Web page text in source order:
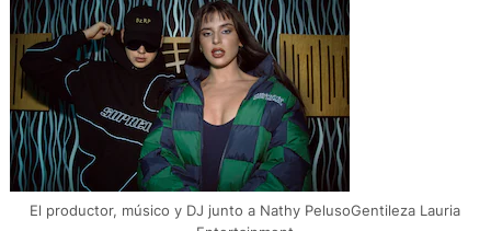
El productor, músico y DJ junto a Nathy PelusoGentileza Lauria